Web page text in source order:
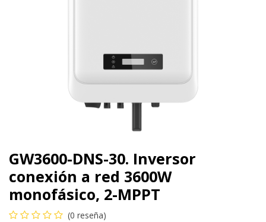
GW3600-DNS-30. Inversor
conexión a red 3600W
monofásico, 2-MPPT
(0 reseña)